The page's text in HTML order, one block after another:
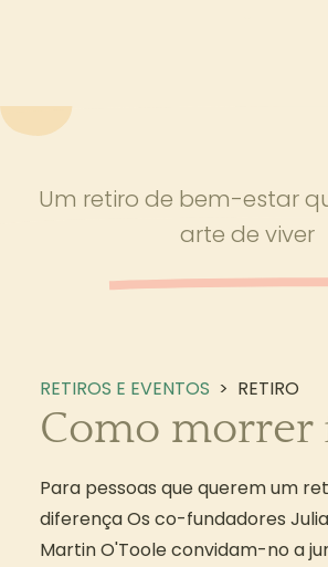
Um retiro de bem-estar
arte de viver
RETIROS E EVENTOS > RETIRO
Como morrer
Para pessoas que querem um
diferença Os co-fundadores
Martin O'Toole convidam-no a